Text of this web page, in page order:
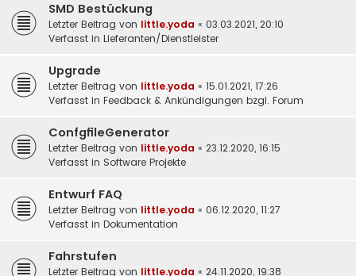
SMD Bestückung
Letzter Beitrag von little.yoda « 03.03.2021, 20:10
Verfasst in Lieferanten/Dienstleister
Upgrade
Letzter Beitrag von little.yoda « 15.01.2021, 17:26
Verfasst in Feedback & Ankündigungen bzgl. Forum
ConfgfileGenerator
Letzter Beitrag von little.yoda « 23.12.2020, 16:15
Verfasst in Software Projekte
Entwurf FAQ
Letzter Beitrag von little.yoda « 06.12.2020, 11:27
Verfasst in Dokumentation
Fahrstufen
Letzter Beitrag von little.yoda « 24.11.2020, 19:38